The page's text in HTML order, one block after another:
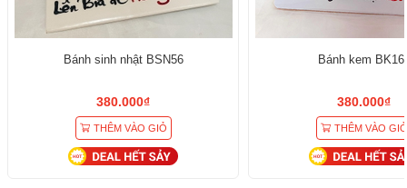
Bánh sinh nhật BSN56
380.000₫
THÊM VÀO GIỎ
Bánh kem
380.000₫
THÊM VÀO GIỎ